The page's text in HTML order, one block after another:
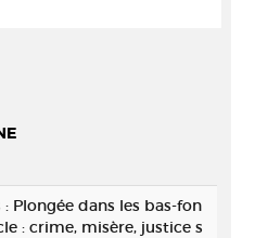
Plongée dans les bas-fon
: crime, misère, justice s